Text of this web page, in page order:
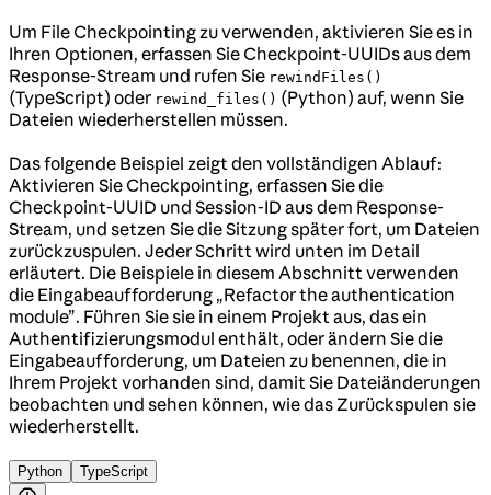
Um File Checkpointing zu verwenden, aktivieren Sie es in
Ihren Optionen, erfassen Sie Checkpoint-UUIDs aus dem
Response-Stream und rufen Sie rewindFiles()
(TypeScript) oder rewind_files() (Python) auf, wenn Sie
Dateien wiederherstellen müssen.
Das folgende Beispiel zeigt den vollständigen Ablauf:
Aktivieren Sie Checkpointing, erfassen Sie die
Checkpoint-UUID und Session-ID aus dem Response-
Stream, und setzen Sie die Sitzung später fort, um Dateien
zurückzuspulen. Jeder Schritt wird unten im Detail
erläutert. Die Beispiele in diesem Abschnitt verwenden
die Eingabeaufforderung „Refactor the authentication
module”. Führen Sie sie in einem Projekt aus, das ein
Authentifizierungsmodul enthält, oder ändern Sie die
Eingabeaufforderung, um Dateien zu benennen, die in
Ihrem Projekt vorhanden sind, damit Sie Dateiänderungen
beobachten und sehen können, wie das Zurückspulen sie
wiederherstellt.
Python TypeScript